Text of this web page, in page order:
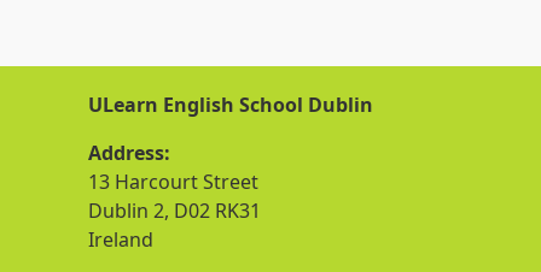
ULearn English School Dublin
Address:
13 Harcourt Street
Dublin 2, D02 RK31
Ireland